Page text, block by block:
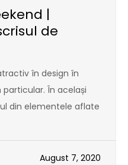
|
de
în design în
În același
din elementele aflate
August 7, 2020